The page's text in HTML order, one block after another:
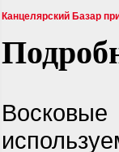
Канцелярский Базар